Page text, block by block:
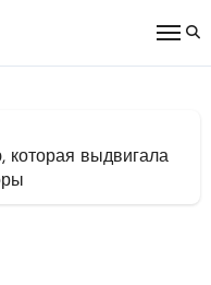
которая выдвигала